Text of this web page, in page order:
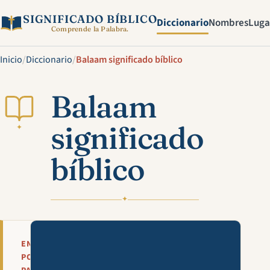
SIGNIFICADO BÍBLICO
Comprende la Palabra. DiccionarioNombres
Inicio/Diccionario/Balaam significado bíblico
✦
Balaam
significado
bíblico
✦
EN
POCAS
Mira esta explicación en